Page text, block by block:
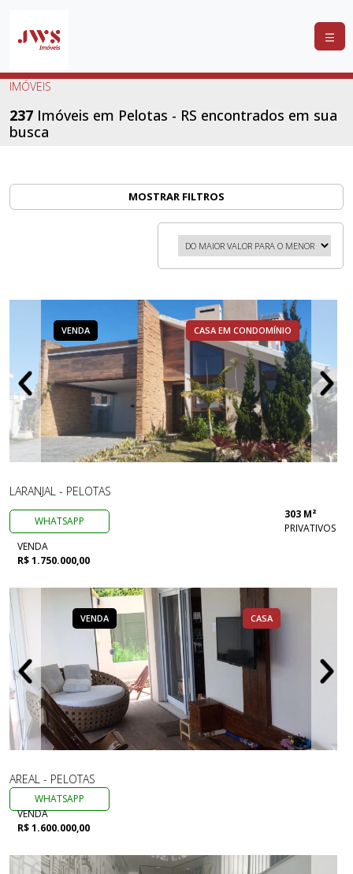
COMPRAR
LANÇAMENTOS
IMÓVEIS
237 Imóveis em Pelotas - RS encontrados em sua
busca
MOSTRAR FILTROS
VENDA CASA EM CONDOMÍNIO
LARANJAL - PELOTAS
WHATSAPP
303 M²
PRIVATIVOS
VENDA
R$ 1.750.000,00
VENDA CASA
AREAL - PELOTAS
WHATSAPP
VENDA
R$ 1.600.000,00